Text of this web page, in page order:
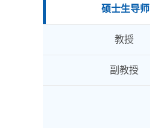
硕士生导师
教授
副教授